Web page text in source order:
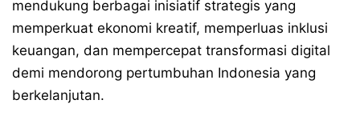
mendukung berbagai inisiatif strategis yang
memperkuat ekonomi kreatif, memperluas inklusi
keuangan, dan mempercepat transformasi digital
demi mendorong pertumbuhan Indonesia yang
berkelanjutan.